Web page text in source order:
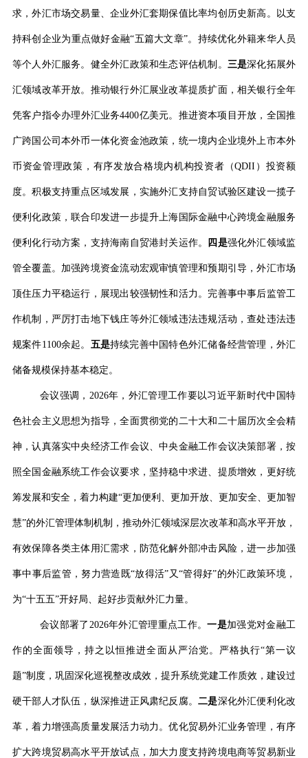
求，外汇市场交易量、企业外汇套期保值比率均创历史新高。以支
持科创企业为重点做好金融“五篇大文章”。持续优化外籍来华人员
等个人外汇服务。健全外汇政策和生态评估机制。 三是深化拓展外
汇领域改革开放。推动银行外汇展业改革提质扩面，相关银行全年
凭客户指令办理外汇业务4400亿美元。推进资本项目开放，全国推
广跨国公司本外币一体化资金池政策，统一境内企业境外上市本外
币资金管理政策，有序发放合格境内机构投资者（QDII ）投资额
度。积极支持重点区域发展，实施外汇支持自贸试验区建设一揽子
便利化政策，联合印发进一步提升上海国际金融中心跨境金融服务
便利化行动方案，支持海南自贸港封关运作。 四是强化外汇领域监
管全覆盖。加强跨境资金流动宏观审慎管理和预期引导，外汇市场
顶住压力平稳运行，展现出较强韧性和活力。完善事中事后监管工
作机制，严厉打击地下钱庄等外汇领域违法违规活动，查处违法违
规案件1100余起。 五是持续完善中国特色外汇储备经营管理，外汇
储备规模保持基本稳定。
会议强调， 2026年，外汇管理工作要以习近平新时代中国特
色社会主义思想为指导，全面贯彻党的二十大和二十届历次全会精
神，认真落实中央经济工作会议、中央金融工作会议决策部署，按
照全国金融系统工作会议要求，坚持稳中求进、提质增效，更好统
筹发展和安全，着力构建“更加便利、更加开放、更加安全、更加智
慧”的外汇管理体制机制，推动外汇领域深层次改革和高水平开放，
有效保障各类主体用汇需求，防范化解外部冲击风险，进一步加强
事中事后监管，努力营造既“放得活” 又“管得好”的外汇政策环境，
为“十五五”开好局、起好步贡献外汇力量。
会议部署了 2026年外汇管理重点工作。一是加强党对金融工
作的全面领导，持之以恒推进全面从严治党。严格执行“第一议
题”制度，巩固深化巡视整改成效，提升系统党建工作质效，建设过
硬干部人才队伍，纵深推进正风肃纪反腐。二是深化外汇便利化改
革，着力增强高质量发展活力动力。优化贸易外汇业务管理，有序
扩大跨境贸易高水平开放试点，加大力度支持跨境电商等贸易新业